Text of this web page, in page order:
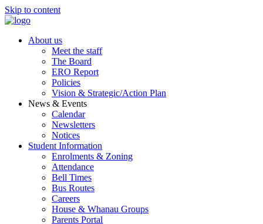
Skip to content
About us
Meet the staff
The Board
ERO Report
Policies
Vision & Strategic/Action Plan
News & Events
Calendar
Newsletters
Notices
Student Information
Enrolments & Zoning
Attendance
Bell Times
Bus Routes
Careers
House & Whanau Groups
Parents Portal